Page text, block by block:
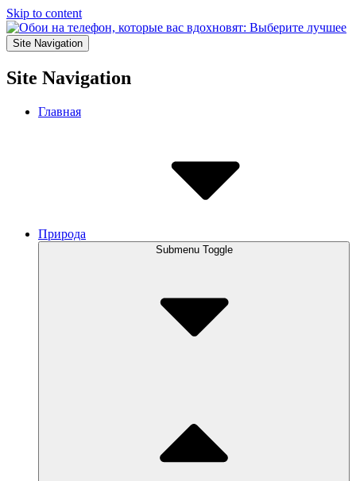
Skip to content
Site Navigation
Site Navigation
Главная
Природа
Submenu Toggle